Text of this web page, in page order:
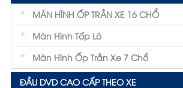
MÀN HÌNH ỐP TRẦN XE 16 CHỔ
Màn Hình Tốp Lô
Màn Hình Ốp Trần Xe 7 Chổ
ĐẦU DVD CAO CẤP THEO XE